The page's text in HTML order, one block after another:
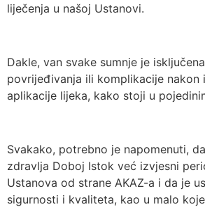
liječenja u našoj Ustanovi.
Dakle, van svake sumnje je
povrijeđivanja ili komplikacije nakon
aplikacije lijeka, kako stoji u
Svakako, potrebno je napomenuti,
zdravlja Doboj Istok već izvjesni
Ustanova od strane AKAZ-a i da je
sigurnosti i kvaliteta, kao u malo